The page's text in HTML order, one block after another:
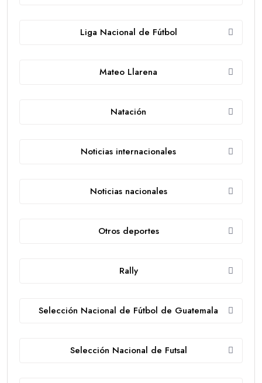
Liga Nacional de Fútbol
Mateo Llarena
Natación
Noticias internacionales
Noticias nacionales
Otros deportes
Rally
Selección Nacional de Fútbol de Guatemala
Selección Nacional de Futsal